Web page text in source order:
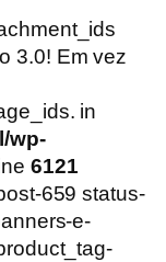
3.0! Em vez
in
wp-
6121
659 status-
e-